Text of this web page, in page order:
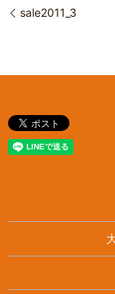
sale2011_3